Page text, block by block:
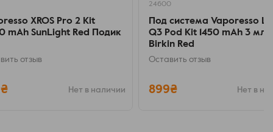
XROS Pro 2 Kit
mAh SunLight Red Подик
отзыв
Нет в наличии
24600
Под система Vaporesso
Q3 Pod Kit 1450 mAh 3 мл
Birkin Red
Оставить отзыв
899₴ Нет в